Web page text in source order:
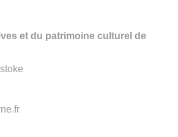
et du patrimoine culturel de